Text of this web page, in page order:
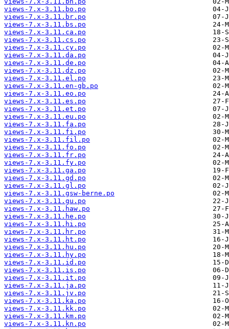
views-7.x-3.11.bo.po
views-7.x-3.11.br.po
views-7.x-3.11.bs.po
views-7.x-3.11.ca.po
views-7.x-3.11.cs.po
views-7.x-3.11.cy.po
views-7.x-3.11.da.po
views-7.x-3.11.de.po
views-7.x-3.11.dz.po
views-7.x-3.11.el.po
views-7.x-3.11.en-gb.po
views-7.x-3.11.eo.po
views-7.x-3.11.es.po
views-7.x-3.11.et.po
views-7.x-3.11.eu.po
views-7.x-3.11.fa.po
views-7.x-3.11.fi.po
views-7.x-3.11.fil.po
views-7.x-3.11.fo.po
views-7.x-3.11.fr.po
views-7.x-3.11.fy.po
views-7.x-3.11.ga.po
views-7.x-3.11.gd.po
views-7.x-3.11.gl.po
views-7.x-3.11.gsw-berne.po
views-7.x-3.11.gu.po
views-7.x-3.11.haw.po
views-7.x-3.11.he.po
views-7.x-3.11.hi.po
views-7.x-3.11.hr.po
views-7.x-3.11.ht.po
views-7.x-3.11.hu.po
views-7.x-3.11.hy.po
views-7.x-3.11.id.po
views-7.x-3.11.is.po
views-7.x-3.11.it.po
views-7.x-3.11.ja.po
views-7.x-3.11.jv.po
views-7.x-3.11.ka.po
views-7.x-3.11.kk.po
views-7.x-3.11.km.po
views-7.x-3.11.kn.po